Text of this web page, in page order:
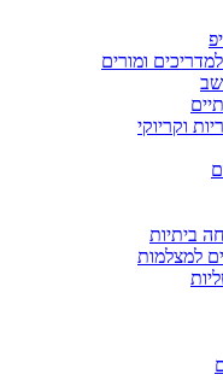
ומורים
וקריוקי
ביתיות
למצלמות